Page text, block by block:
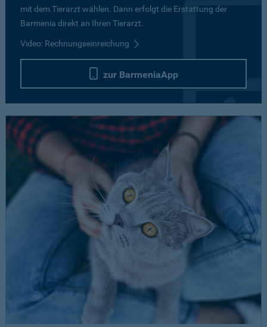
mit dem Tierarzt wählen. Dann erfolgt die Erstattung der
Barmenia direkt an Ihren Tierarzt.
Video: Rechnungseinreichung
zur BarmeniaApp